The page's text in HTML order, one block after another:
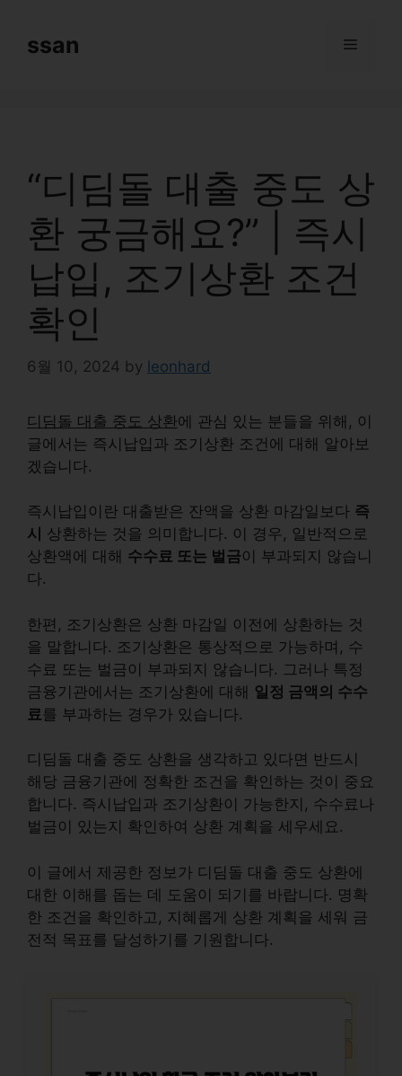
contentssan Menu
“디딤돌 대출 중도 상
환 궁금해요?” | 즉시
납입, 조기상환 조건
확인
6월 10, 2024 by leonhard
디딤돌 대출 중도 상환에 관심 있는 분들을 위해, 이
글에서는 즉시납입과 조기상환 조건에 대해 알아보
겠습니다.
즉시납입 이란 대출받은 잔액을 상환 마감일보다 즉
시
상환하는 것을 의미합니다. 이 경우, 일반적으로
상환액에 대해 수수료 또는 벌금이 부과되지 않습니
다.
한편, 조기상환은 상환 마감일 이전에 상환하는 것
을 말합니다. 조기상환은 통상적으로 가능하며, 수
수료 또는 벌금이 부과되지 않습니다. 그러나 특정
금융기관에서는 조기상환에 대해 일정 금액의 수수
료 를 부과하는 경우가 있습니다.
디딤돌 대출 중도 상환을 생각하고 있다면 반드시
해당 금융기관에 정확한 조건을 확인하는 것이 중요
합니다. 즉시납입과 조기상환이 가능한지, 수수료나
벌금이 있는지 확인하여 상환 계획을 세우세요.
이 글에서 제공한 정보가 디딤돌 대출 중도 상환에
대한 이해를 돕는 데 도움이 되기를 바랍니다. 명확
한 조건을 확인하고, 지혜롭게 상환 계획을 세워 금
전적 목표를 달성하기를 기원합니다.